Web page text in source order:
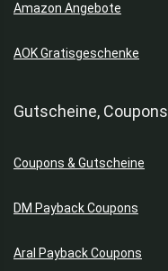
Amazon Angebote
AOK Gratisgeschenke
Gutscheine,
Coupons & Gutscheine
DM Payback Coupons
Aral Payback Coupons